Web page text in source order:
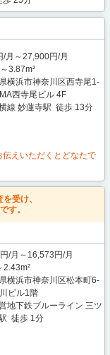
/月～27,900円/月
3.87m²
横浜市神奈川区西寺尾1-
西寺尾ビル 4F
線 妙蓮寺駅 徒歩 13分
伝えいただくとどなたで
受け、
す。
/月～16,573円/月
2.43m²
横浜市神奈川区松本町6-
ビル1階
地下鉄ブルーライン 三ツ
徒歩 1分